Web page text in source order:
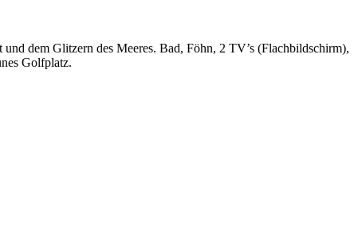
dem Glitzern des Meeres. Bad, Föhn, 2 TV’s (Flachbildschirm),
Golfplatz.